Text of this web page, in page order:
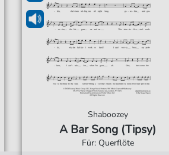
Shaboozey
A Bar Song (Tipsy)
Für: Querflöte